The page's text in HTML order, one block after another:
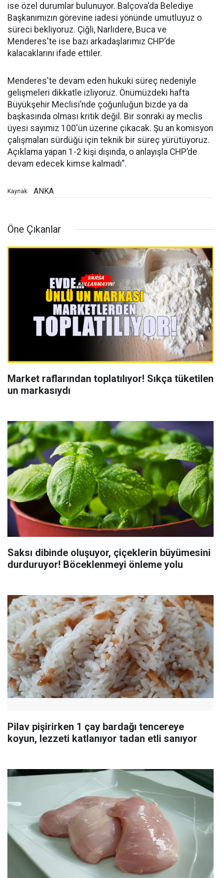
ise özel durumlar bulunuyor. Balçova'da Belediye
Başkanımızın görevine iadesi yönünde umutluyuz o
süreci bekliyoruz. Çiğli, Narlıdere, Buca ve
Menderes'te ise bazı arkadaşlarımız CHP’de
kalacaklarını ifade ettiler.
Menderes'te devam eden hukuki süreç nedeniyle
gelişmeleri dikkatle izliyoruz. Önümüzdeki hafta
Büyükşehir Meclisi’nde çoğunluğun bizde ya da
başkasında olması kritik değil. Bir sonraki ay meclis
üyesi sayımız 100'ün üzerine çıkacak. Şu an komisyon
çalışmaları sürdüğü için teknik bir süreç yürütüyoruz.
Açıklama yapan 1-2 kişi dışında, o anlayışla CHP’de
devam edecek kimse kalmadı”.
Kaynak: ANKA
Öne Çıkanlar
Market raflarından toplatılıyor! Sıkça tüketilen
un markasıydı
Saksı dibinde oluşuyor, çiçeklerin büyümesini
durduruyor! Böceklenmeyi önleme yolu
Pilav pişirirken 1 çay bardağı tencereye
koyun, lezzeti katlanıyor tadan etli sanıyor